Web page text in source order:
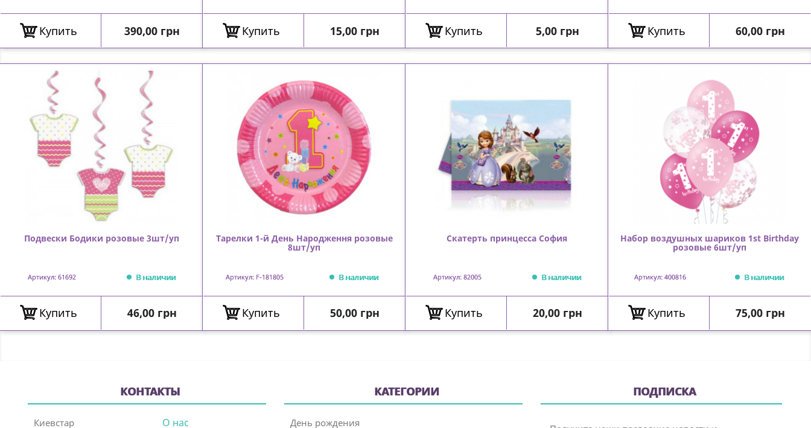
Купить Цена
390,00 грн Купить Цена
15,00 грн Купить Цена
5,00 грн Купить Цена
60,00 грн
Подвески Бодики розовые 3шт/уп
Артикул: 61692 В наличии
Купить Цена
46,00 грн
Тарелки 1-й День Народження розовые
8шт/уп
Артикул: F-181805 В наличии
Купить Цена
50,00 грн
Скатерть принцесса София
Артикул: 82005 В наличии
Купить Цена
20,00 грн
Набор воздушных шариков 1st Birthday
розовые 6шт/уп
Артикул: 400816 В наличии
Купить Цена
75,00 грн
КОНТАКТЫ
Киевстар
О нас
КАТЕГОРИИ
День рождения
ПОДПИСКА